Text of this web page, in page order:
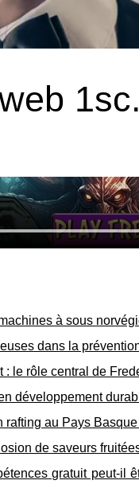
à sous
dans la
: le rôle central de
développement
rafting au Pays
de saveurs
gratuit peut-il